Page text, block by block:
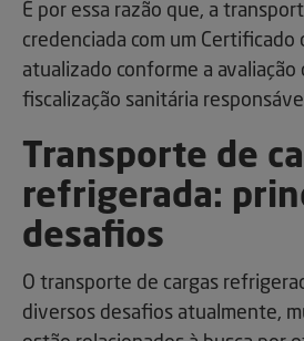
É por essa razão que, a
credenciada com um Certificado
atualizado conforme a avaliação
fiscalização sanitária
Transporte de
refrigerada:
desafios
O transporte de cargas
diversos desafios atualmente,